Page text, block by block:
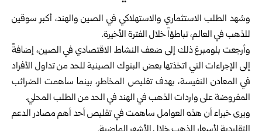
وشهد الطلب الاستثماري والاستهلاكي في الصين والهند، أكبر سوقين
للذهب في العالم، تباطؤاً خلال الفترة الأخيرة.
وأرجعت بلومبرغ ذلك إلى ضعف النشاط الاقتصادي في الصين، إضافةً
إلى الإجراءات التي اتخذتها بعض البنوك الصينية للحد من تداول الأفراد
في المعادن النفيسة، بهدف تقليص المخاطر، بينما ساهمت الضرائب
المفروضة على واردات الذهب في الهند في الحد من الطلب المحلي.
ويرى خبراء أن هذه العوامل ساهمت في تقليص أحد أهم مصادر الدعم